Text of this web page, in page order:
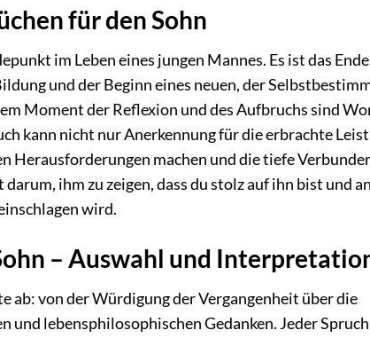
für den Sohn
im Leben eines jungen Mannes. Es ist das
und der Beginn eines neuen, der
Moment der Reflexion und des Aufbruchs sind
kann nicht nur Anerkennung für die erbrachte
Herausforderungen machen und die tiefe
ihm zu zeigen, dass du stolz auf ihn bist und
wird.
– Auswahl und
ab: von der Würdigung der Vergangenheit über die
lebensphilosophischen Gedanken. Jeder